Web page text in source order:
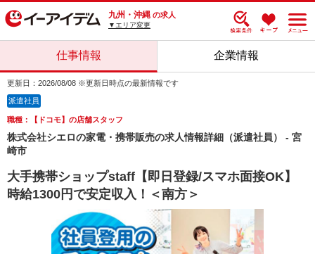
九州・沖縄 の求人
▼エリア変更
仕事情報 企業情報
更新日：2026/08/08 ※更新日時点の最新情報です
派遣社員
職種：【ドコモ】の店舗スタッフ
株式会社シエロの家電・携帯販売の求人情報詳細（派遣社員） - 宮
崎市
大手携帯ショップstaff【即日登録/スマホ面接OK】
時給1300円で安定収入！＜南方＞